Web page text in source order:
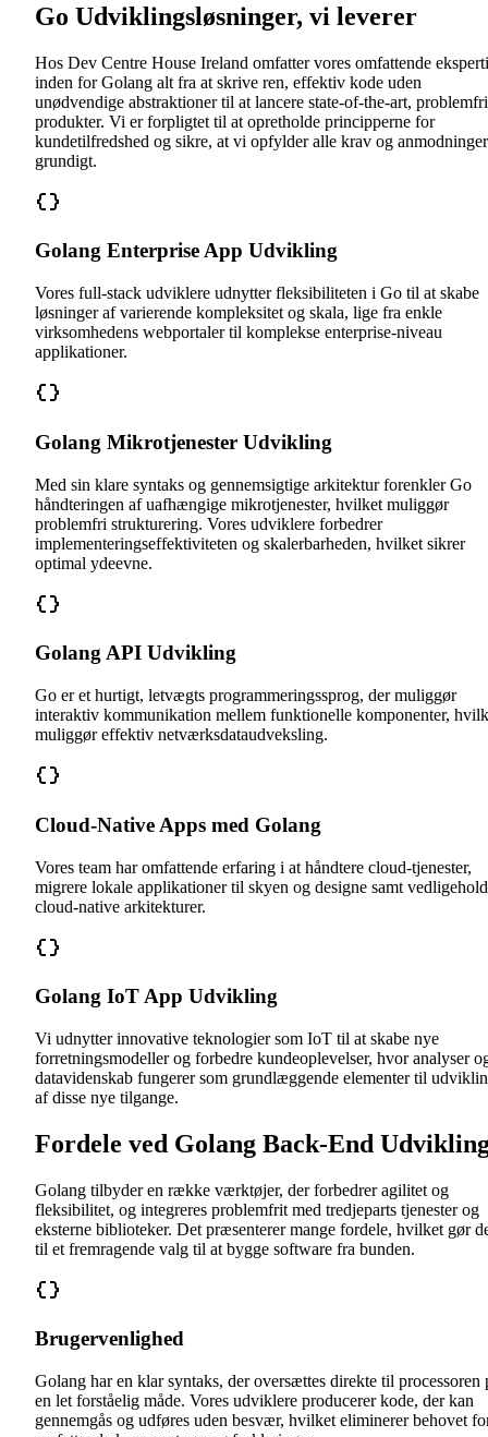
Go Udviklingsløsninger, vi leverer
Hos Dev Centre House Ireland omfatter vores omfattende
inden for Golang alt fra at skrive ren, effektiv kode uden
unødvendige abstraktioner til at lancere state-of-the-art,
produkter. Vi er forpligtet til at opretholde principperne for
kundetilfredshed og sikre, at vi opfylder alle krav og anmodninger
grundigt.
Golang Enterprise App Udvikling
Vores full-stack udviklere udnytter fleksibiliteten i Go til at skabe
løsninger af varierende kompleksitet og skala, lige fra enkle
virksomhedens webportaler til komplekse enterprise-niveau
applikationer.
Golang Mikrotjenester Udvikling
Med sin klare syntaks og gennemsigtige arkitektur forenkler Go
håndteringen af uafhængige mikrotjenester, hvilket muliggør
problemfri strukturering. Vores udviklere forbedrer
implementeringseffektiviteten og skalerbarheden, hvilket sikrer
optimal ydeevne.
Golang API Udvikling
Go er et hurtigt, letvægts programmeringssprog, der muliggør
interaktiv kommunikation mellem funktionelle komponenter,
muliggør effektiv netværksdataudveksling.
Cloud-Native Apps med Golang
Vores team har omfattende erfaring i at håndtere cloud-tjenester,
migrere lokale applikationer til skyen og designe samt
cloud-native arkitekturer.
Golang IoT App Udvikling
Vi udnytter innovative teknologier som IoT til at skabe nye
forretningsmodeller og forbedre kundeoplevelser, hvor analyser
datavidenskab fungerer som grundlæggende elementer til
af disse nye tilgange.
Fordele ved Golang Back-End
Golang tilbyder en række værktøjer, der forbedrer agilitet og
fleksibilitet, og integreres problemfrit med tredjeparts tjenester og
eksterne biblioteker. Det præsenterer mange fordele, hvilket gør
til et fremragende valg til at bygge software fra bunden.
Brugervenlighed
Golang har en klar syntaks, der oversættes direkte til processoren
en let forståelig måde. Vores udviklere producerer kode, der kan
gennemgås og udføres uden besvær, hvilket eliminerer behovet